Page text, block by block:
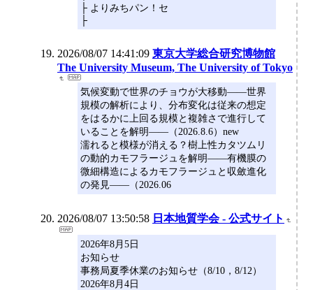
├ よりみちパン！セ
├
2026/08/07 14:41:09 東京大学総合研究博物館
The University Museum, The University of Tokyo
気候変動で世界のチョウが大移動――世界
規模の解析により、分布変化は従来の想定
をはるかに上回る規模と複雑さで進行して
いることを解明――（2026.8.6）new
濡れると模様が消える？樹上性カタツムリ
の動的カモフラージュを解明――有機膜の
微細構造によるカモフラージュと収斂進化
の発見――（2026.06
2026/08/07 13:50:58 日本地質学会 - 公式サイト
2026年8月5日
お知らせ
事務局夏季休業のお知らせ（8/10，8/12）
2026年8月4日